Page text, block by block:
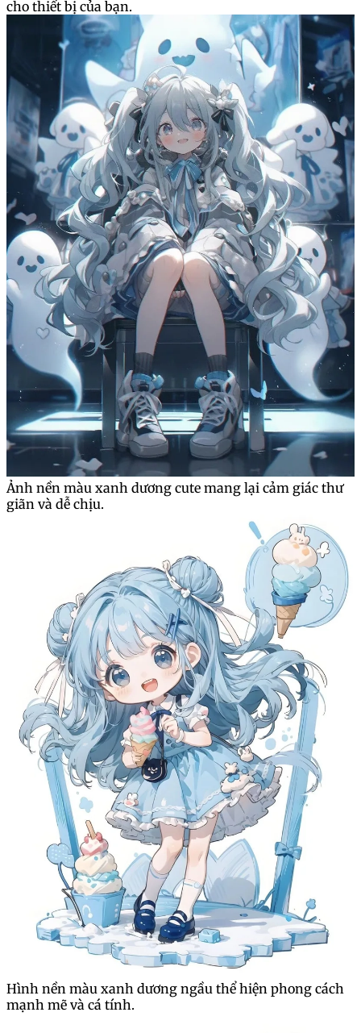
cho thiết bị của bạn.
Ảnh nền màu xanh dương cute mang lại cảm giác thư
giãn và dễ chịu.
Hình nền màu xanh dương ngầu thể hiện phong cách
mạnh mẽ và cá tính.